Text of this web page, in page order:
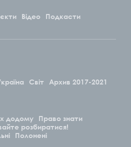
Відео
Подкасти
Світ Архив 2017-2021
додому
Право знати
розбиратися!
Полонені